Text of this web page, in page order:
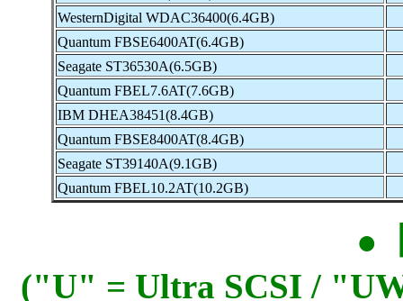
WesternDigital WDAC36400(6.4GB)
Quantum FBSE6400AT(6.4GB)
Seagate ST36530A(6.5GB)
Quantum FBEL7.6AT(7.6GB)
IBM DHEA38451(8.4GB)
Quantum FBSE8400AT(8.4GB)
Seagate ST39140A(9.1GB)
Quantum FBEL10.2AT(10.2GB)
●
("U" = Ultra SCSI /